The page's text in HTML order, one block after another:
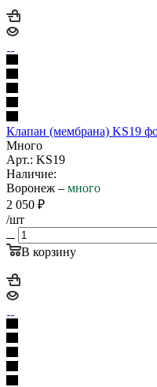
Клапан (мембрана) KS19
Много
Арт.: KS19
Наличие:
Воронеж – много
2 050 ₽
/шт
В корзину